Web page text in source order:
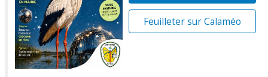
Feuilleter sur Calaméo